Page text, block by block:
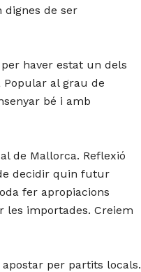
dignes de ser
haver estat un dels
al grau de
bé i amb
de Mallorca. Reflexió
decidir quin futur
fer apropiacions
les importades. Creiem
per partits locals.